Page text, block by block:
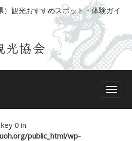
）観光おすすめスポット・体験ガイ
0 in
public_html/wp-